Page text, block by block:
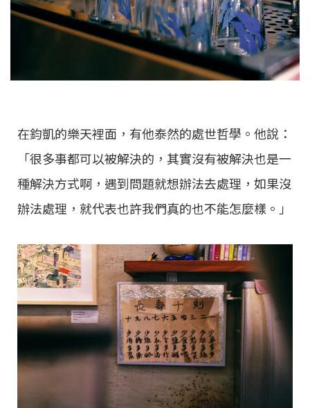
在鈞凱的樂天裡面，有他泰然的處世哲學。他說：
「很多事都可以被解決的，其實沒有被解決也是一
種解決方式啊，遇到問題就想辦法去處理，如果沒
辦法處理，就代表也許我們真的也不能怎麼樣。」